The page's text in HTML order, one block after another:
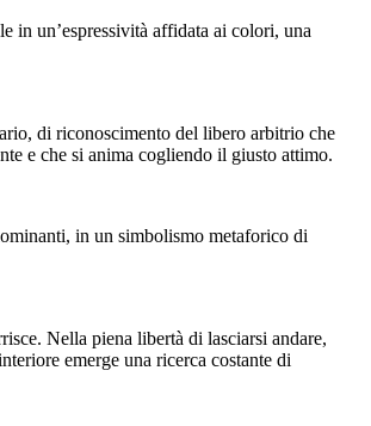
un’espressività affidata ai colori, una
di riconoscimento del libero arbitrio che
e che si anima cogliendo il giusto attimo.
in un simbolismo metaforico di
Nella piena libertà di lasciarsi andare,
emerge una ricerca costante di